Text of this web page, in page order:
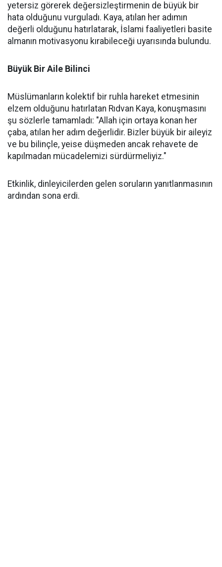
yetersiz görerek değersizleştirmenin de büyük bir
hata olduğunu vurguladı. Kaya, atılan her adımın
değerli olduğunu hatırlatarak, İslami faaliyetleri basite
almanın motivasyonu kırabileceği uyarısında bulundu.
Büyük Bir Aile Bilinci
Müslümanların kolektif bir ruhla hareket etmesinin
elzem olduğunu hatırlatan Rıdvan Kaya, konuşmasını
şu sözlerle tamamladı: "Allah için ortaya konan her
çaba, atılan her adım değerlidir. Bizler büyük bir aileyiz
ve bu bilinçle, yeise düşmeden ancak rehavete de
kapılmadan mücadelemizi sürdürmeliyiz."
Etkinlik, dinleyicilerden gelen soruların yanıtlanmasının
ardından sona erdi.